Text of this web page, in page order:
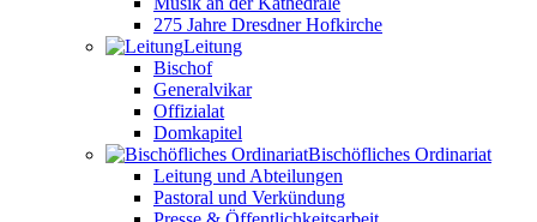
275 Jahre Dresdner Hofkirche
Leitung
Bischof
Generalvikar
Offizialat
Domkapitel
Bischöfliches Ordinariat
Leitung und Abteilungen
Pastoral und Verkündung